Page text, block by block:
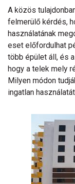
A közös
felmerülő kérdés,
használatának
eset előfordulhat
több épület áll, és
hogy a telek mely
Milyen módon
ingatlan